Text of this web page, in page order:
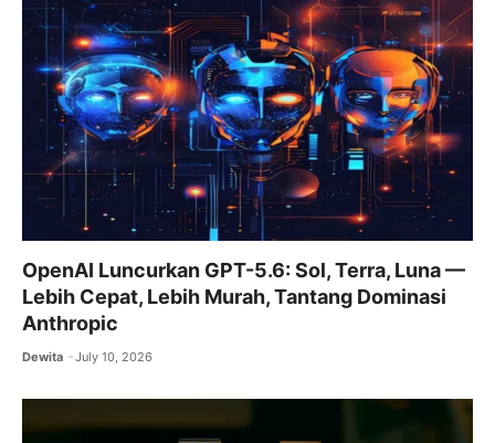
o
k
p
OpenAI Luncurkan GPT-5.6: Sol, Terra, Luna —
Lebih Cepat, Lebih Murah, Tantang Dominasi
Anthropic
Dewita July 10, 2026